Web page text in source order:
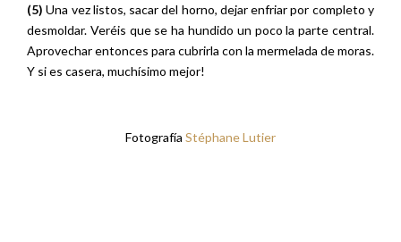
(5) Una vez listos, sacar del horno, dejar enfriar por completo y
desmoldar. Veréis que se ha hundido un poco la parte central.
Aprovechar entonces para cubrirla con la mermelada de moras.
Y si es casera, muchísimo mejor!
Fotografía Stéphane Lutier